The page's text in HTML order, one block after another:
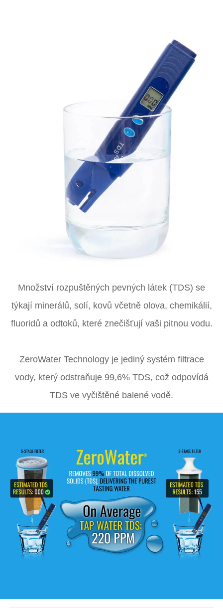
Množství rozpuštěných pevných látek (TDS) se
týkají minerálů, solí, kovů včetně olova, chemikálií,
fluoridů a odtoků, které znečišťují vaši pitnou vodu.
ZeroWater Technology je jediný systém filtrace
vody, který odstraňuje 99,6% TDS, což odpovídá
TDS ve vyčištěné balené vodě.